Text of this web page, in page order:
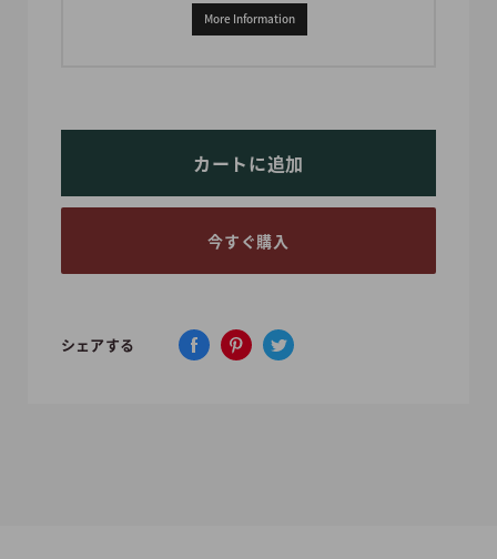
More Information
カートに追加
今すぐ購入
シェアする